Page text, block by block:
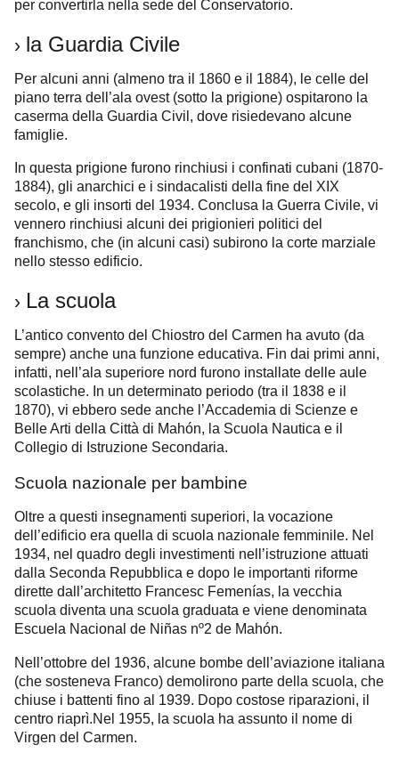
per convertirla nella sede del Conservatorio.
› la Guardia Civile
Per alcuni anni (almeno tra il 1860 e il 1884), le celle del
piano terra dell’ala ovest (sotto la prigione) ospitarono la
caserma della Guardia Civil, dove risiedevano alcune
famiglie.
In questa prigione furono rinchiusi i confinati cubani (1870-
1884), gli anarchici e i sindacalisti della fine del XIX
secolo, e gli insorti del 1934. Conclusa la Guerra Civile, vi
vennero rinchiusi alcuni dei prigionieri politici del
franchismo, che (in alcuni casi) subirono la corte marziale
nello stesso edificio.
› La scuola
L’antico convento del Chiostro del Carmen ha avuto (da
sempre) anche una funzione educativa. Fin dai primi anni,
infatti, nell’ala superiore nord furono installate delle aule
scolastiche. In un determinato periodo (tra il 1838 e il
1870), vi ebbero sede anche l’Accademia di Scienze e
Belle Arti della Città di Mahón, la Scuola Nautica e il
Collegio di Istruzione Secondaria.
Scuola nazionale per bambine
Oltre a questi insegnamenti superiori, la vocazione
dell’edificio era quella di scuola nazionale femminile. Nel
1934, nel quadro degli investimenti nell’istruzione attuati
dalla Seconda Repubblica e dopo le importanti riforme
dirette dall’architetto Francesc Femenías, la vecchia
scuola diventa una scuola graduata e viene denominata
Escuela Nacional de Niñas nº2 de Mahón.
Nell’ottobre del 1936, alcune bombe dell’aviazione italiana
(che sosteneva Franco) demolirono parte della scuola, che
chiuse i battenti fino al 1939. Dopo costose riparazioni, il
centro riaprì.Nel 1955, la scuola ha assunto il nome di
Virgen del Carmen.